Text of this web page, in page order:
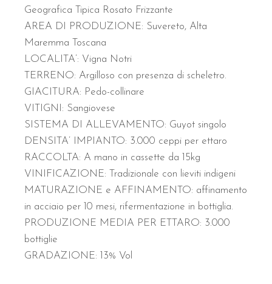
Geografica Tipica Rosato Frizzante
AREA DI PRODUZIONE: Suvereto, Alta
Maremma Toscana
LOCALITA’: Vigna Notri
TERRENO: Argilloso con presenza di scheletro.
GIACITURA: Pedo-collinare
VITIGNI : Sangiovese
SISTEMA DI ALLEVAMENTO: Guyot singolo
DENSITA’ IMPIANTO: 3.000 ceppi per ettaro
RACCOLTA: A mano in cassette da 15kg
VINIFICAZIONE: Tradizionale con lieviti indigeni
MATURAZIONE e AFFINAMENTO: affinamento
in acciaio per 10 mesi, rifermentazione in bottiglia.
PRODUZIONE MEDIA PER ETTARO: 3.000
bottiglie
GRADAZIONE: 13% Vol